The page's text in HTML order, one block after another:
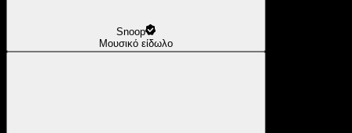
Snoop
Μουσικό είδωλο